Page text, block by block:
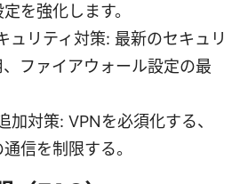
を強化します。
ュリティ対策: 最新のセキュリ
ファイアウォール設定の最
加対策: VPNを必須化する、
信を制限する。